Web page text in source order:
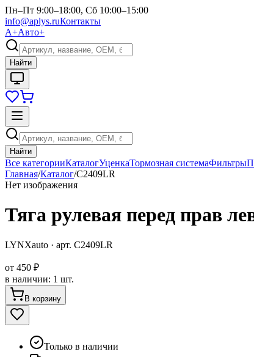
Пн–Пт 9:00–18:00, Сб 10:00–15:00
info@aplys.ruКонтакты
А+Авто+
Найти
Найти
Все категорииКаталогУценкаТормозная системаФильтры
Главная/Каталог/C2409LR
Нет изображения
Тяга рулевая перед прав
LYNXauto · арт. C2409LR
от 450 ₽
в наличии: 1 шт.
В корзину
Только в наличии